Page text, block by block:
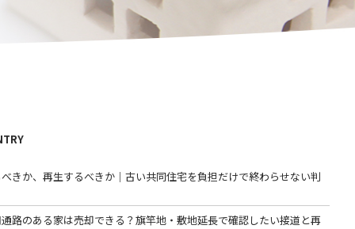
きか、再生するべきか｜古い共同住宅を負担だけで終わらせない判
通路のある家は売却できる？旗竿地・敷地延長で確認したい接道と再